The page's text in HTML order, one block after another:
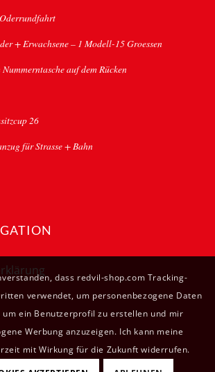
+ Erwachsene – 1 Modell-15 Groessen
auf dem Rücken
26
für Strasse + Bahn
dass redvil-shop.com Tracking-
verwendet, um personenbezogene Daten
ein Benutzerprofil zu erstellen und mir
Werbung anzuzeigen. Ich kann meine
mit Wirkung für die Zukunft widerrufen.